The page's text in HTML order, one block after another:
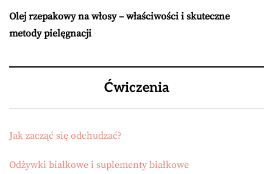
Olej rzepakowy na włosy – właściwości i skuteczne
metody pielęgnacji
Ćwiczenia
Jak zacząć się odchudzać?
Odżywki białkowe i suplementy białkowe